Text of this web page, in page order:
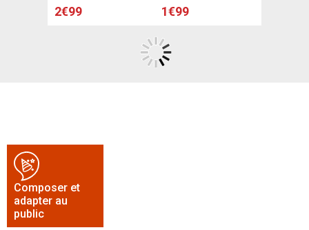
2€99 1€99
Composer et
adapter au
public